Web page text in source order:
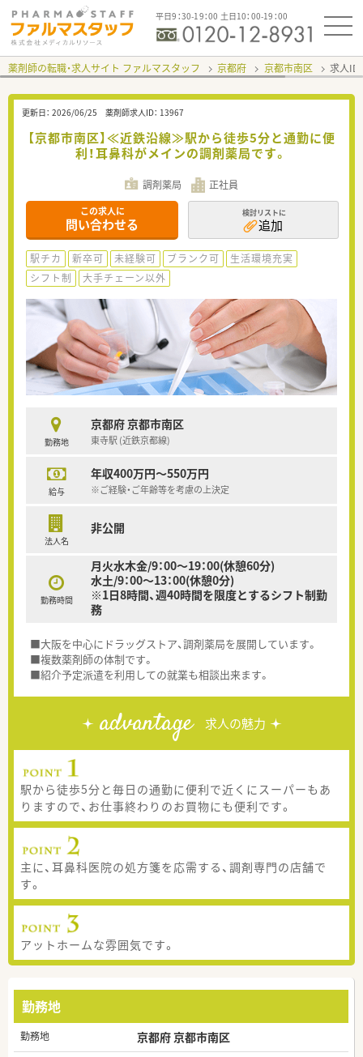
平日9：30-19：00 土日10：00-19：00
薬剤師の転職・求人サイト ファルマスタッフ 京都府 京都市南区 求人ID
更新日： 2026/06/25 薬剤師求人ID： 13967
【京都市南区】≪近鉄沿線≫駅から徒歩5分と通勤に便
利！耳鼻科がメインの調剤薬局です。
調剤薬局 正社員
この求人に
問い合わせる
検討リストに
追加
駅チカ 新卒可 未経験可 ブランク可
生活環境充実
シフト制
大手チェーン以外
勤務地
京都府 京都市南区
東寺駅 (近鉄京都線)
給与
年収400万円～550万円
※ご経験・ご年齢等を考慮の上決定
法人名
非公開
勤務時間
月火水木金/9：00～19：00(休憩60分)
水土/9：00～13：00(休憩0分)
※1日8時間、週40時間を限度とするシフト制勤
務
■大阪を中心にドラッグストア、調剤薬局を展開しています。
■複数薬剤師の体制です。
■紹介予定派遣を利用しての就業も相談出来ます。
advantage 求人の魅力
駅から徒歩5分と毎日の通勤に便利で近くにスーパーもあ
りますので、お仕事終わりのお買物にも便利です。
主に、耳鼻科医院の処方箋を応需する、調剤専門の店舗で
す。
アットホームな雰囲気です。
勤務地
勤務地 京都府 京都市南区